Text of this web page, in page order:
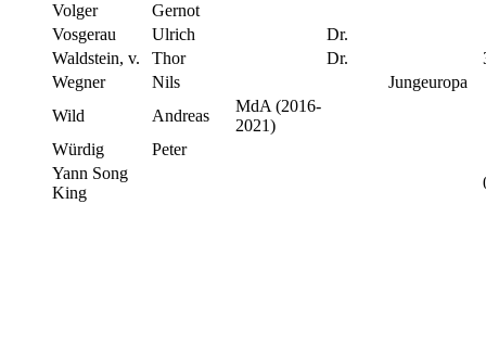
Volger
Gernot
Vosgerau
Ulrich
Dr.
Waldstein, v.
Thor Dr.
Wegner
Nils
Jungeuropa
Wild
Andreas
MdA (2016-
2021)
Würdig
Peter
Yann Song
King